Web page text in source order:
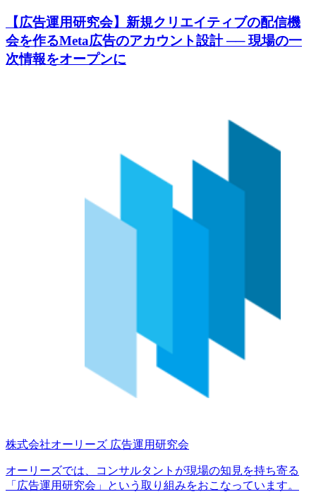
【広告運用研究会】新規クリエイティブの配信機
会を作るMeta広告のアカウント設計 ── 現場の一
次情報をオープンに
株式会社オーリーズ 広告運用研究会
オーリーズでは、コンサルタントが現場の知見を持ち寄る
「広告運用研究会」という取り組みをおこなっています。